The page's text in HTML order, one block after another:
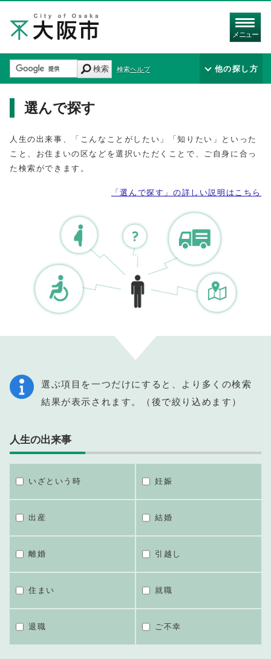
メニュー
検索 検索ヘルプ 他の探し方
選んで探す
人生の出来事、「こんなことがしたい」「知りたい」といった
こと、お住まいの区などを選択いただくことで、ご自身に合っ
た検索ができます。
「選んで探す」の詳しい説明はこちら
選ぶ項目を一つだけにすると、より多くの検索
結果が表示されます。（後で絞り込めます）
人生の出来事
いざという時 妊娠
出産 結婚
離婚 引越し
住まい 就職
退職 ご不幸